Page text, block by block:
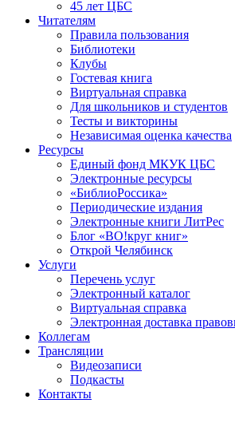
45 лет ЦБС
Читателям
Правила пользования
Библиотеки
Клубы
Гостевая книга
Виртуальная справка
Для школьников и студентов
Тесты и викторины
Независимая оценка качества
Ресурсы
Единый фонд МКУК ЦБС
Электронные ресурсы
«БиблиоРоссика»
Периодические издания
Электронные книги ЛитРес
Блог «ВО!круг книг»
Открой Челябинск
Услуги
Перечень услуг
Электронный каталог
Виртуальная справка
Электронная доставка
Коллегам
Трансляции
Видеозаписи
Подкасты
Контакты